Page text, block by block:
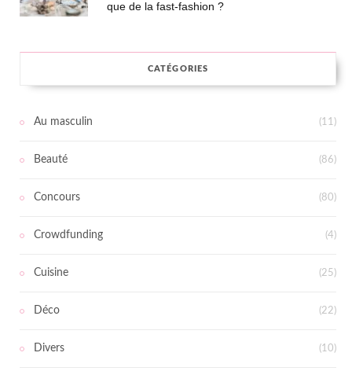
que de la fast-fashion ?
CATÉGORIES
Au masculin (11)
Beauté (86)
Concours (80)
Crowdfunding (4)
Cuisine (25)
Déco (22)
Divers (10)